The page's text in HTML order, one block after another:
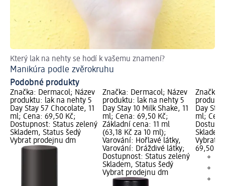
Který lak na nehty se hodí k vašemu znamení?
Manikúra podle zvěrokruhu
Podobné produkty
Značka: Dermacol; Název
produktu: lak na nehty 5
Day Stay 57 Chocolate, 11
ml; Cena: 69,50 Kč;
Dostupnost: Status zelený
Skladem, Status šedý
Vybrat prodejnu dm
Značka: Dermacol; Název
produktu: lak na nehty 5
Day Stay 10 Milk Shake, 11
ml; Cena: 69,50 Kč;
Základní cena: 11 ml
(63,18 Kč za 10 ml);
Varování: Hořlavé látky,
Varování: Dráždivé látky;
Dostupnost: Status zelený
Skladem, Status šedý
Vybrat prodejnu dm
Značka:
Day
ml;
Vybrat
69,50 Kč